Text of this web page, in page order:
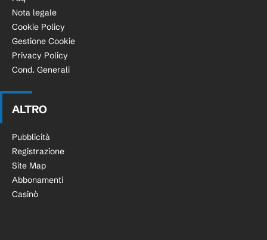
Nota legale
Cookie Policy
Gestione Cookie
Privacy Policy
Cond. Generali
ALTRO
Pubblicità
Registrazione
Site Map
Abbonamenti
Casinò